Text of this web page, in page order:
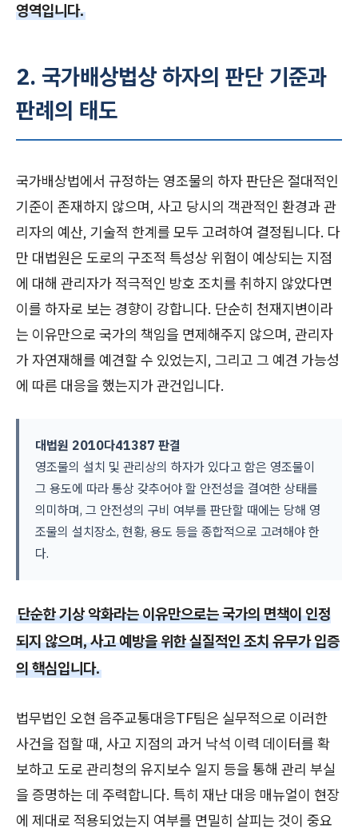
영역입니다.
2. 국가배상법상 하자의 판단 기준과
판례의 태도
국가배상법에서 규정하는 영조물의 하자 판단은 절대적인
기준이 존재하지 않으며, 사고 당시의 객관적인 환경과 관
리자의 예산, 기술적 한계를 모두 고려하여 결정됩니다. 다
만 대법원은 도로의 구조적 특성상 위험이 예상되는 지점
에 대해 관리자가 적극적인 방호 조치를 취하지 않았다면
이를 하자로 보는 경향이 강합니다. 단순히 천재지변이라
는 이유만으로 국가의 책임을 면제해주지 않으며, 관리자
가 자연재해를 예견할 수 있었는지, 그리고 그 예견 가능성
에 따른 대응을 했는지가 관건입니다.
대법원 2010다41387 판결
영조물의 설치 및 관리상의 하자가 있다고 함은 영조물이
그 용도에 따라 통상 갖추어야 할 안전성을 결여한 상태를
의미하며, 그 안전성의 구비 여부를 판단할 때에는 당해 영
조물의 설치장소, 현황, 용도 등을 종합적으로 고려해야 한
다.
단순한 기상 악화라는 이유만으로는 국가의 면책이 인정
되지 않으며, 사고 예방을 위한 실질적인 조치 유무가 입증
의 핵심입니다.
법무법인 오현 음주교통대응TF팀은 실무적으로 이러한
사건을 접할 때, 사고 지점의 과거 낙석 이력 데이터를 확
보하고 도로 관리청의 유지보수 일지 등을 통해 관리 부실
을 증명하는 데 주력합니다. 특히 재난 대응 매뉴얼이 현장
에 제대로 적용되었는지 여부를 면밀히 살피는 것이 중요